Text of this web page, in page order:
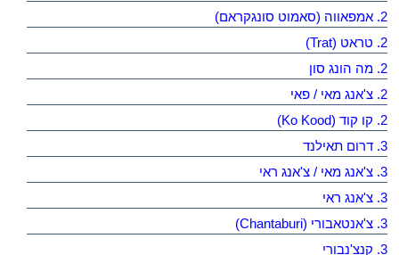
2. אמפאווה (סאמוט סונגקראם)
2. טראט (Trat)
2. מה הונג סון
2. צ'אנג מאי / פאי
2. קו קוד (Ko Kood)
3. דרום תאילנד
3. צ'אנג מאי / צ'אנג ראי
3. צ'אנג ראי
3. צ'אנטאבורי (Chantaburi)
3. קנצ'נבורי